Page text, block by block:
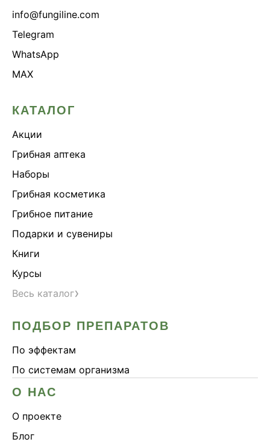
info@fungiline.com
Telegram
WhatsApp
MAX
КАТАЛОГ
Акции
Грибная аптека
Наборы
Грибная косметика
Грибное питание
Подарки и сувениры
Книги
Курсы
Весь каталог›
ПОДБОР ПРЕПАРАТОВ
По эффектам
По системам организма
О НАС
О проекте
Блог